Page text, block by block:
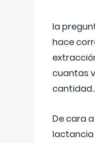
la
hace
cuantas
De cara